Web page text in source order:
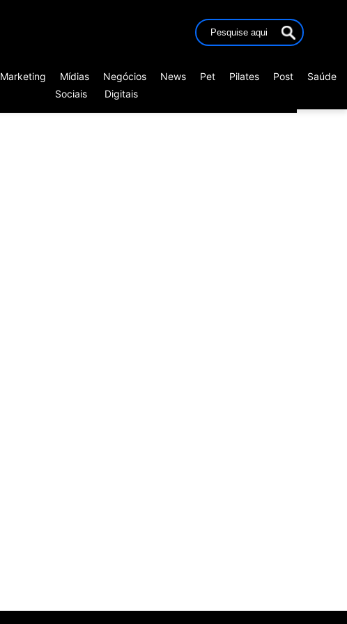
Marketing
Mídias
Sociais
Negócios
Digitais
News Pet Pilates Post Saúde